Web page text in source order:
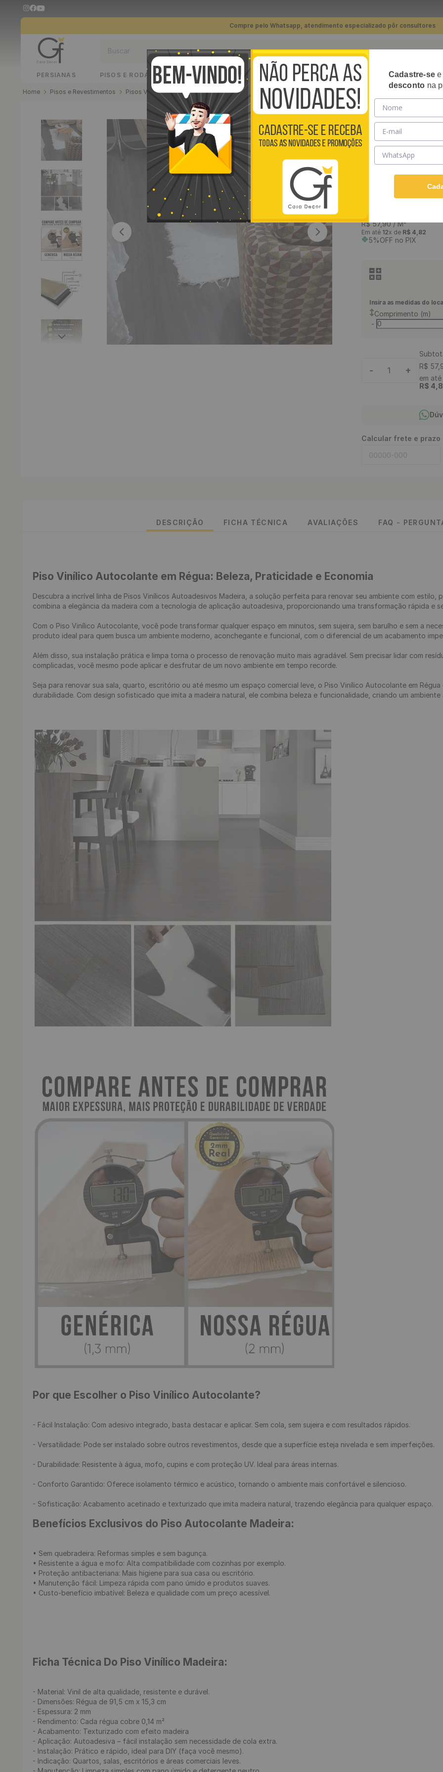
Compre pelo Whatsapp, atendimento especializado pôr consultores
PERSIANAS PISOS E RODAPÉS PAINÉIS RIPADOS PLACAS 3D PAPÉIS DE PAREDE
Pisos e Revestimentos Pisos Vinílico Autoadesivo Piso Vinílico Autoadesivo Madeira Grafite 91,5 x 15,3 cm - 1m²
PISO VINÍLICO
15,3 CM - 1M²
3
Conheça a nova linha
resistentes e
fortes odores de cola
especializada, faça você
R$ 57,90 / M²
Em até 12x de R$ 4,82
5%OFF no PIX
Insira as medidas do
Comprimento (m)
-
- 1 +
R$ 57,
em até
R$ 4
Calcular frete e prazo
DESCRIÇÃO FICHA TÉCNICA AVALIAÇÕES FAQ -
Piso Vinílico Autocolante em Régua: Beleza, Praticidade e Economia
Descubra a incrível linha de Pisos Vinílicos Autoadesivos Madeira, a solução perfeita para renovar seu ambiente com
combina a elegância da madeira com a tecnologia de aplicação autoadesiva, proporcionando uma transformação rápida e
Com o Piso Vinílico Autocolante, você pode transformar qualquer espaço em minutos, sem sujeira, sem barulho e sem a
produto ideal para quem busca um ambiente moderno, aconchegante e funcional, com o diferencial de um acabamento
Além disso, sua instalação prática e limpa torna o processo de renovação muito mais agradável. Sem precisar lidar com
complicadas, você mesmo pode aplicar e desfrutar de um novo ambiente em tempo recorde.
Seja para renovar sua sala, quarto, escritório ou até mesmo um espaço comercial leve, o Piso Vinílico Autocolante em
durabilidade. Com design sofisticado que imita a madeira natural, ele combina beleza e funcionalidade, criando um
Por que Escolher o Piso Vinílico Autocolante?
- Fácil Instalação: Com adesivo integrado, basta destacar e aplicar. Sem cola, sem sujeira e com resultados rápidos.
- Versatilidade: Pode ser instalado sobre outros revestimentos, desde que a superfície esteja nivelada e sem imperfeições.
- Durabilidade: Resistente à água, mofo, cupins e com proteção UV. Ideal para áreas internas.
- Conforto Garantido: Oferece isolamento térmico e acústico, tornando o ambiente mais confortável e silencioso.
- Sofisticação: Acabamento acetinado e texturizado que imita madeira natural, trazendo elegância para qualquer espaço.
Benefícios Exclusivos do Piso Autocolante Madeira:
• Sem quebradeira: Reformas simples e sem bagunça.
• Resistente a água e mofo: Alta compatibilidade com cozinhas por exemplo.
• Proteção antibacteriana: Mais higiene para sua casa ou escritório.
• Manutenção fácil: Limpeza rápida com pano úmido e produtos suaves.
• Custo-benefício imbatível: Beleza e qualidade com um preço acessível.
Ficha Técnica Do Piso Vinílico Madeira:
- Material: Vinil de alta qualidade, resistente e durável.
- Dimensões: Régua de 91,5 cm x 15,3 cm
- Espessura: 2 mm
- Rendimento: Cada régua cobre 0,14 m²
- Acabamento: Texturizado com efeito madeira
- Aplicação: Autoadesiva – fácil instalação sem necessidade de cola extra.
- Instalação: Prático e rápido, ideal para DIY (faça você mesmo).
- Indicação: Quartos, salas, escritórios e áreas comerciais leves.
TERMOS MAIS BUSCADOS
1º piso
2º banheiro
3º
cozinha
5º
º
papel parede
º piso vinílico click
10º piso vinílico
Cadastre-see
desconto na